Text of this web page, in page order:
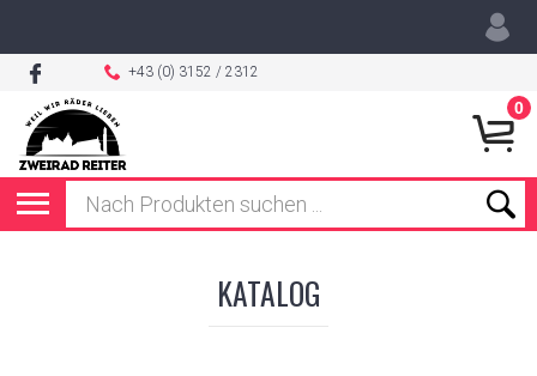
+43 (0) 3152 / 2312
0
KATALOG